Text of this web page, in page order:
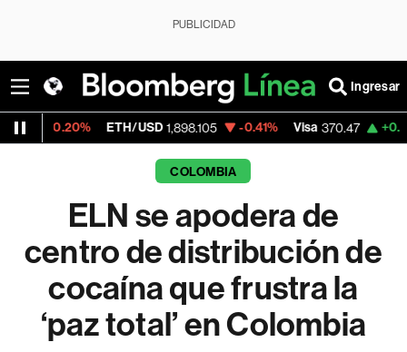
PUBLICIDAD
Ingresar
ETH/USD 1,898.105 -0.41% Visa 370.47 +0.52%
COLOMBIA
ELN se apodera de
centro de distribución de
cocaína que frustra la
‘paz total’ en Colombia